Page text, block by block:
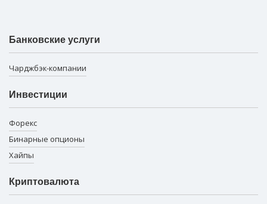
Банковские услуги
Чарджбэк-компании
Инвестиции
Форекс
Бинарные опционы
Хайпы
Криптовалюта